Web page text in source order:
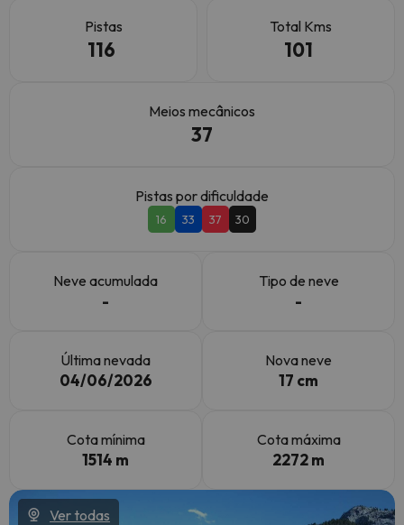
Pistas
116
Total Kms
101
Meios mecânicos
37
Pistas por dificuldade
16 33 37 30
Neve acumulada
-
Tipo de neve
-
Última nevada
04/06/2026
Nova neve
17 cm
Cota mínima
1514 m
Cota máxima
2272 m
Ver todas